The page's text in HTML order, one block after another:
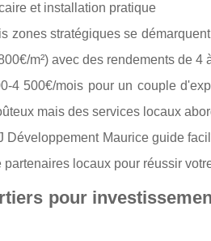
et installation pratique
zones stratégiques se
m²) avec des rendements de 4
4 500€/mois pour un couple
mais des services locaux
Développement Maurice guide
locaux pour réussir
pour